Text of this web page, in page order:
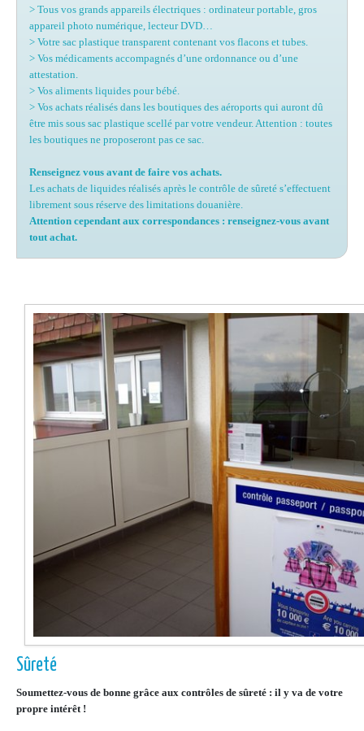
> Tous vos grands appareils électriques : ordinateur portable, gros
appareil photo numérique, lecteur DVD…
> Votre sac plastique transparent contenant vos flacons et tubes.
> Vos médicaments accompagnés d’une ordonnance ou d’une
attestation.
> Vos aliments liquides pour bébé.
> Vos achats réalisés dans les boutiques des aéroports qui auront dû
être mis sous sac plastique scellé par votre vendeur. Attention : toutes
les boutiques ne proposeront pas ce sac.
Renseignez vous avant de faire vos achats.
Les achats de liquides réalisés après le contrôle de sûreté s’effectuent
librement sous réserve des limitations douanière.
Attention cependant aux correspondances : renseignez-vous avant
tout achat.
Sûreté
Soumettez-vous de bonne grâce aux contrôles de sûreté : il y va de votre
propre intérêt !